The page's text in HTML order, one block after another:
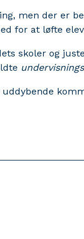
men der er
for at løfte
skoler og